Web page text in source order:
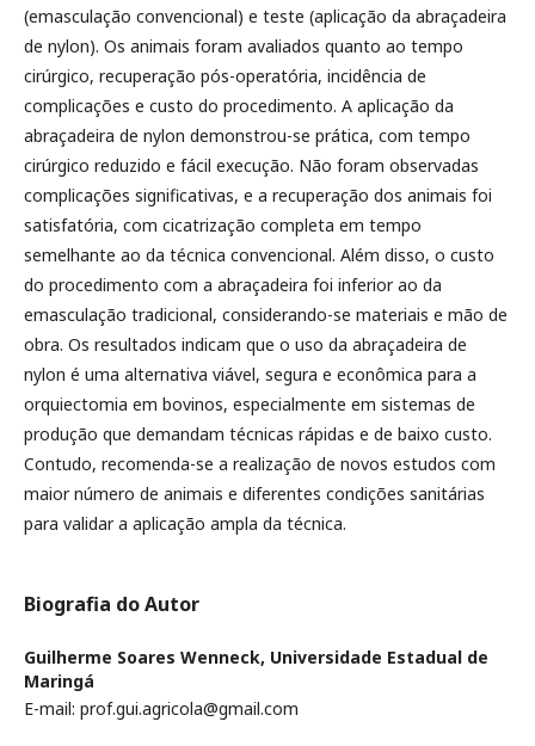
(emasculação convencional) e teste (aplicação da abraçadeira
de nylon). Os animais foram avaliados quanto ao tempo
cirúrgico, recuperação pós-operatória, incidência de
complicações e custo do procedimento. A aplicação da
abraçadeira de nylon demonstrou-se prática, com tempo
cirúrgico reduzido e fácil execução. Não foram observadas
complicações significativas, e a recuperação dos animais foi
satisfatória, com cicatrização completa em tempo
semelhante ao da técnica convencional. Além disso, o custo
do procedimento com a abraçadeira foi inferior ao da
emasculação tradicional, considerando-se materiais e mão de
obra. Os resultados indicam que o uso da abraçadeira de
nylon é uma alternativa viável, segura e econômica para a
orquiectomia em bovinos, especialmente em sistemas de
produção que demandam técnicas rápidas e de baixo custo.
Contudo, recomenda-se a realização de novos estudos com
maior número de animais e diferentes condições sanitárias
para validar a aplicação ampla da técnica.
Biografia do Autor
Guilherme Soares Wenneck, Universidade Estadual de
Maringá
E-mail: prof.gui.agricola@gmail.com